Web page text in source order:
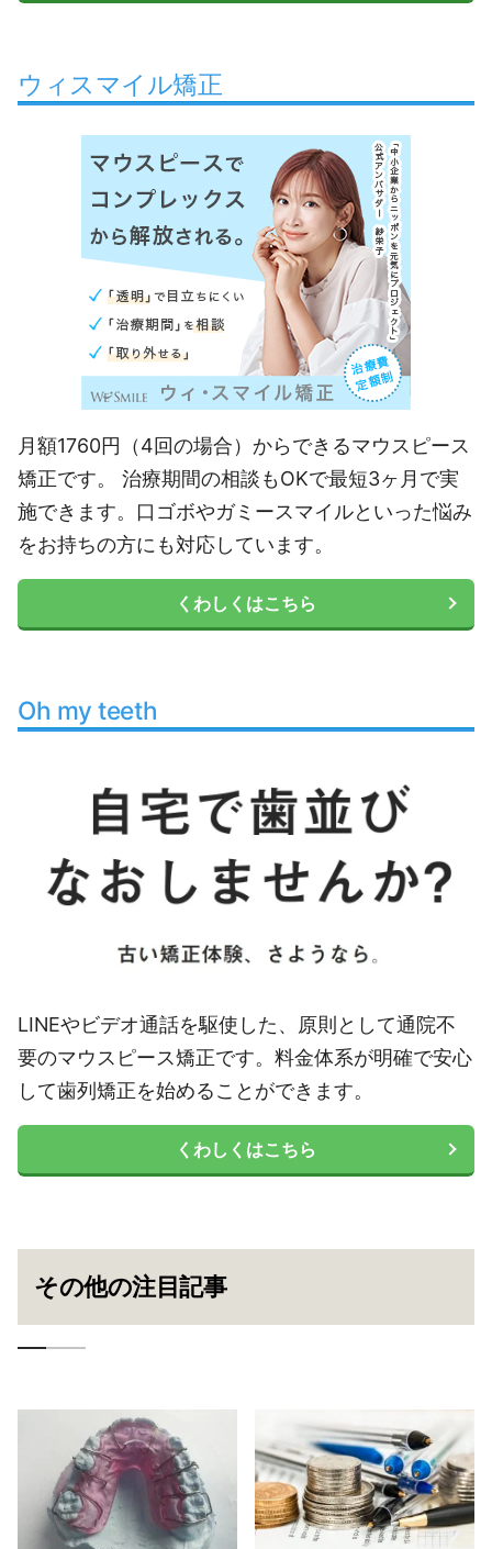
ウィスマイル矯正
月額1760円（4回の場合）からできるマウスピース
矯正です。 治療期間の相談もOKで最短3ヶ月で実
施できます。口ゴボやガミースマイルといった悩み
をお持ちの方にも対応しています。
くわしくはこちら
Oh my teeth
LINEやビデオ通話を駆使した、原則として通院不
要のマウスピース矯正です。料金体系が明確で安心
して歯列矯正を始めることができます。
くわしくはこちら
その他の注目記事